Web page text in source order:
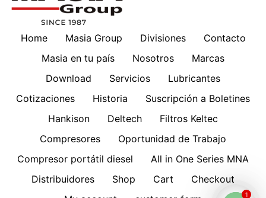
Home Masia Group Divisiones
Contacto
Masia en tu país
Nosotros
Marcas
Download
Servicios
Lubricantes
Cotizaciones
Historia
Suscripción a Boletines
Hankison
Deltech
Filtros Keltec
Compresores
Oportunidad de Trabajo
Compresor portátil diesel
All in One Series MNA
Distribuidores
Shop Cart
Checkout
1